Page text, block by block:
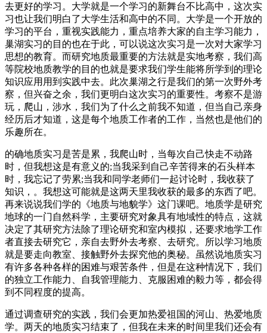
去更好的学习。大学就是一个学习的新舞台不比高中，这次实
习也让我们明白了大学生活和高中的不同。大学是一个开放的
学习的平台，重视实践能力，重点培养大家的自主学习能力，
巢湖实习的目的也在于此，可以说这次实习是一次对大家学习
思想的教育。而研究地质最重要的方法就是实地考察，我们高
等院校地质教学的目的也就是要求我们学生能将所学到的理论
知识应用用到实践中去。此次巢湖之行是我们的第一次野外考
察，但兴奋之余，我们更明白这次实习的重要性。考察不是游
玩，爬山，涉水，我们为了什么之前我不知道，但当自己亲身
经历后才知道，这是每个地质工作者的工作，当然也是他们的
乐趣所在。
的确地质实习是苦是累，我爬山时，当每次自己快走不动路
时，但我想这是有意义的;当我采到自己辛苦得来的石头样本
时，我忘记了劳累;当我和同学老师们一起讨论时，我收获了
知识，。我想这可能就是这两天里我收获的最多的东西了吧。
再来说说我们学的《地质与地貌学》这门课吧。地质学是研究
地球的一门自然科学，主要研究对象具有地域性的特点，这就
决定了其研究方法除了理论研究和室内模拟，还要求地学工作
者直接去研究它，亲自去野外去考察、去研究。所以学习地质
就是要走向教室、接触野外去探究他的奥秘。虽然说地质实习
有许多各种各样的困难与艰苦条件，但是在这种情况下，我们
的独立工作能力、自我管理能力、克服困难的毅力等，都会得
到不同程度的提高。
通过调查研究的实践，我们会更加热爱祖国的河山、热爱地质
学。两天的地质实习结束了，但我在未来的时间里我们还会有